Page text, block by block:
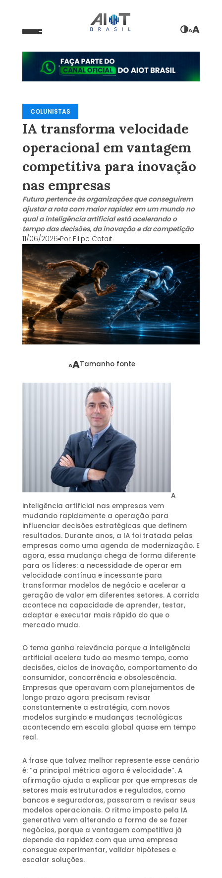
AA
COLUNISTAS
IA transforma velocidade
operacional em vantagem
competitiva para inovação
nas empresas
Futuro pertence às organizações que conseguirem
ajustar a rota com maior rapidez em um mundo no
qual a inteligência artificial está acelerando o
tempo das decisões, da inovação e da competição
11/06/2026 Por Filipe Cotait
AATamanho fonte
A
inteligência artificial nas empresas vem
mudando rapidamente a operação para
influenciar decisões estratégicas que definem
resultados. Durante anos, a IA foi tratada pelas
empresas como uma agenda de modernização. E
agora, essa mudança chega de forma diferente
para os líderes: a necessidade de operar em
velocidade contínua e incessante para
transformar modelos de negócio e acelerar a
geração de valor em diferentes setores. A corrida
acontece na capacidade de aprender, testar,
adaptar e executar mais rápido do que o
mercado muda.
O tema ganha relevância porque a inteligência
artificial acelera tudo ao mesmo tempo, como
decisões, ciclos de inovação, comportamento do
consumidor, concorrência e obsolescência.
Empresas que operavam com planejamentos de
longo prazo agora precisam revisar
constantemente a estratégia, com novos
modelos surgindo e mudanças tecnológicas
acontecendo em escala global quase em tempo
real.
A frase que talvez melhor represente esse cenário
é: “a principal métrica agora é velocidade”. A
afirmação ajuda a explicar por que empresas de
setores mais estruturados e regulados, como
bancos e seguradoras, passaram a revisar seus
modelos operacionais. O ritmo imposto pela IA
generativa vem alterando a forma de se fazer
negócios, porque a vantagem competitiva já
depende da rapidez com que uma empresa
consegue experimentar, validar hipóteses e
escalar soluções.